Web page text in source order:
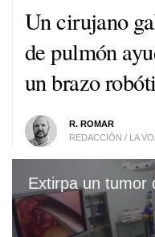
Un cirujano
de pulmón
un brazo
R. ROMAR
REDACCIÓN / LA